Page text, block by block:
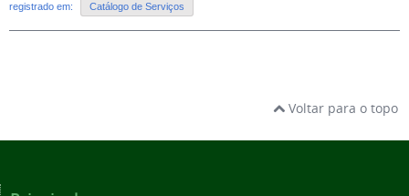
registrado em: Catálogo de Serviços
Voltar para o topo